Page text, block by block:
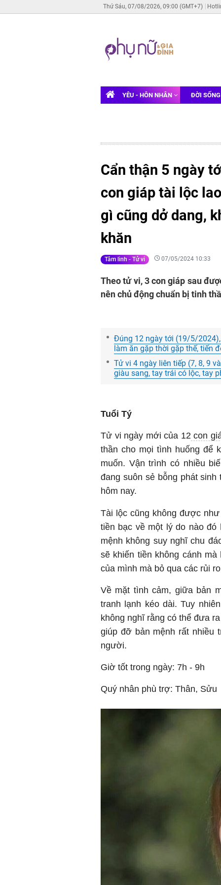
Thứ Sáu, 07/08/2026, 09:00 (GMT+7)
YÊU - HÔN NHÂN ĐỜI
Cẩn thận 5 ngày
con giáp tài lộc
gì cũng dở dang,
khăn
Tâm linh - Tử vi 07/05/2024 10:33
Theo tử vi, 3 con giáp sau
nên chủ động chuẩn bị tinh
Đúng 12 ngày tới (19/5/
làm ăn gặp thời gặp thế, tiến
Tử vi 4 ngày liên tiếp (7, 8, 9
giàu sang, tay trái có lộc, tay
Tuổi Tý
Tử vi ngày mới của 12 con
thần cho mọi tình huống để
muốn. Vận trình có nhiều
đang suôn sẻ bỗng phát
hôm nay.
Tài lộc cũng không được
tiền bạc về một lý do nào
mệnh không suy nghĩ chu
sẽ khiến tiền không cánh
của mình mà bỏ qua các rủi
Về mặt tình cảm, giữa bản
tranh lạnh kéo dài. Tuy
không nghĩ rằng có thể đưa
giúp đỡ bản mệnh rất nhiều
người.
Giờ tốt trong ngày: 7h - 9h
Quý nhân phù trợ: Thân, Sửu